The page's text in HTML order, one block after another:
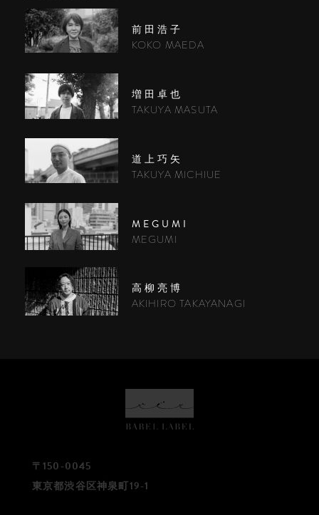
前田浩子
KOKO MAEDA
増田卓也
TAKUYA MASUTA
道上巧矢
TAKUYA MICHIUE
MEGUMI
MEGUMI
高柳亮博
AKIHIRO TAKAYANAGI
〒150-0045
東京都渋谷区神泉町19-1